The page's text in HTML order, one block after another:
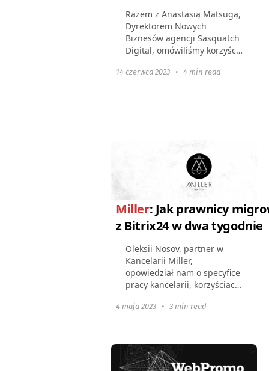
Razem z Anastasią Matsugą,
Dyrektorem Nowych
Biznesów agencji Sasquatch
Digital, omówiliśmy korzyści
marketingu cyfrowego,
14 czerwca 2023 • 4 min read
Miller: Jak prawnicy
z Bitrix24 w dwa tygodnie
Oleksii Nosov, partner w
Kancelarii Miller,
opowiedział nam o specyfice
pracy kancelarii, korzyściach
Worksection w ich procesach
4 maja 2023 • 3 min read